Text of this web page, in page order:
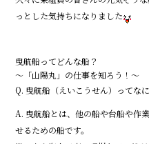
k
っとした気持ちになりました
曳航船ってどんな船？
〜「山陽丸」の仕事を知ろう！～
Q. 曳航船（えいこうせん）ってな
A. 曳航船とは、他の船や台船や作
せるための船です。